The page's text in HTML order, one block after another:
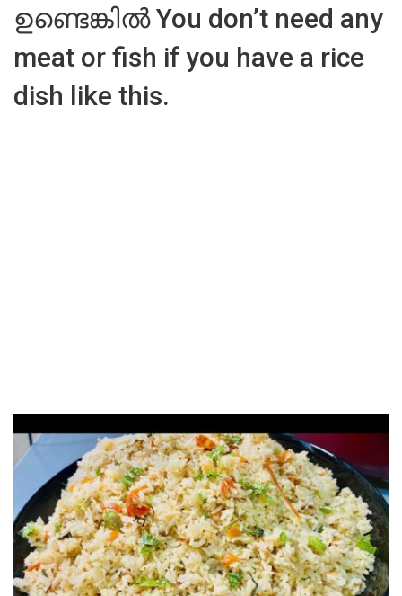
ഉണ്ടെങ്കിൽ You don’t need any
meat or fish if you have a rice
dish like this.